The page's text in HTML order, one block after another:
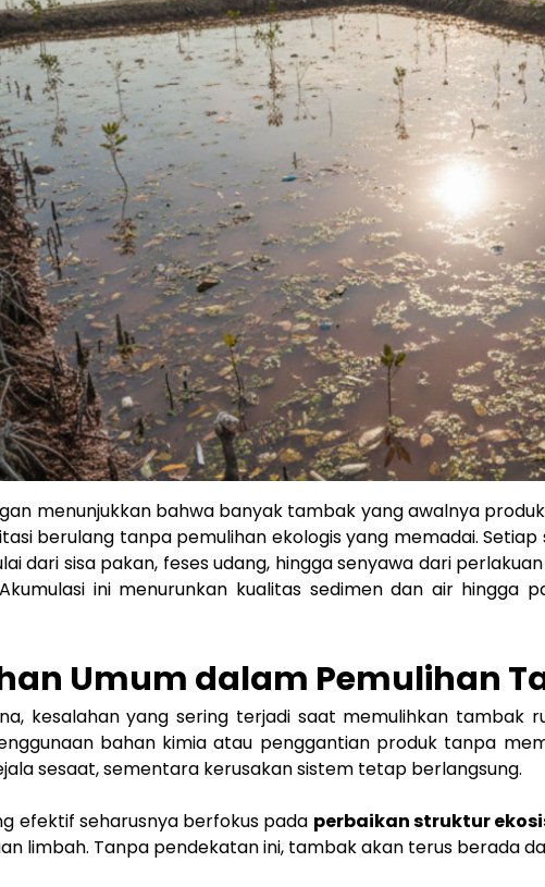
menunjukkan bahwa banyak tambak yang awalnya
berulang tanpa pemulihan ekologis yang memadai.
dari sisa pakan, feses udang, hingga senyawa dari
ini menurunkan kualitas sedimen dan air
Umum dalam Pemulihan
kesalahan yang sering terjadi saat memulihkan tambak
bahan kimia atau penggantian produk tanpa
sesaat, sementara kerusakan sistem tetap berlangsung.
efektif seharusnya berfokus pada perbaikan struktur
limbah. Tanpa pendekatan ini, tambak akan terus berada